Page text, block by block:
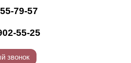
79-57
55-25
звонок